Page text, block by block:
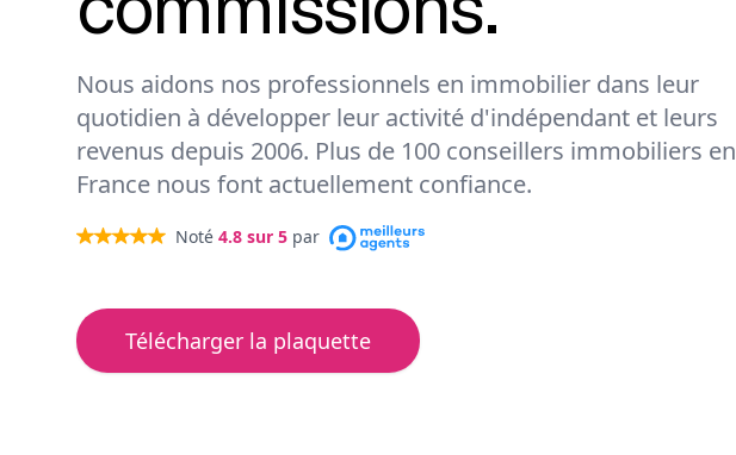
Nous aidons nos professionnels en immobilier dans leur
quotidien à développer leur activité d'indépendant et leurs
revenus depuis 2006. Plus de 100 conseillers immobiliers en
France nous font actuellement confiance.
Noté 4.8 sur 5 par
Télécharger la plaquette